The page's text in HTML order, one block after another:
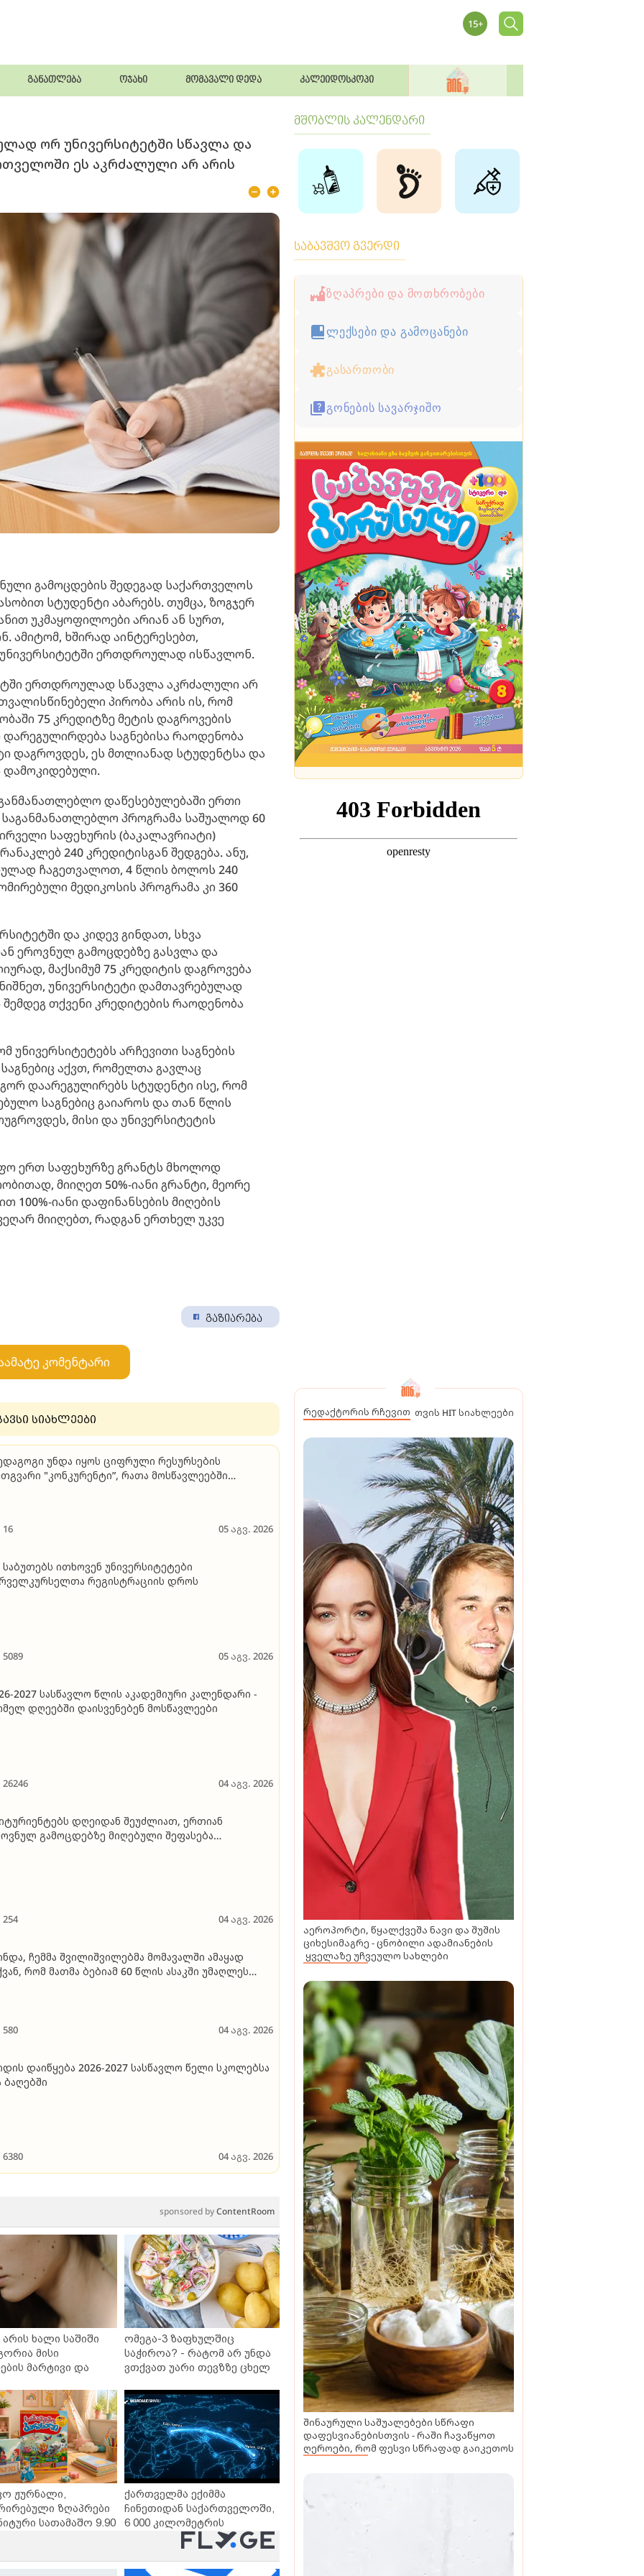
განათლება ოჯახი მომავალი დედა კალეიდოსკოპი
ორ უნივერსიტეტში სწავლა და
ეს აკრძალული არ არის
გამოცდების შედეგად საქართველოს
სტუდენტი აბარებს. თუმცა, ზოგჯერ
უკმაყოფილოები არიან ან სურთ,
ამიტომ, ხშირად აინტერესებთ,
ერთდროულად ისწავლონ.
ერთდროულად სწავლა აკრძალული არ
პირობა არის ის, რომ
75 კრედიტზე მეტის დაგროვების
საგნებისა რაოდენობა
დაგროვდეს, ეს მთლიანად სტუდენტსა და
დამოკიდებული.
დაწესებულებაში ერთი
პროგრამა საშუალოდ 60
საფეხურის (ბაკალავრიატი)
240 კრედიტისგან შედგება. ანუ,
ჩაგეთვალოთ, 4 წლის ბოლოს 240
მედიკოსის პროგრამა კი 360
და კიდევ გინდათ, სხვა
ეროვნულ გამოცდებზე გასვლა და
მაქსიმუმ 75 კრედიტის დაგროვება
უნივერსიტეტი დამთავრებულად
თქვენი კრედიტების რაოდენობა
უნივერსიტეტებს არჩევითი საგნების
აქვთ, რომელთა გავლაც
დაარეგულირებს სტუდენტი ისე, რომ
საგნებიც გაიაროს და თან წლის
მისი და უნივერსიტეტის
ერთ საფეხურზე გრანტს მხოლოდ
მიიღეთ 50%-იანი გრანტი, მეორე
100%-იანი დაფინანსების მიღების
მიიღებთ, რადგან ერთხელ უკვე
გაზიარება
კომენტარი
სიახლეები
უნდა იყოს ციფრული რესურსების
"კონკურენტი”, რათა მოსწავლეებში
და რჩევები აბიტურიენტებს
16 05 აგვ. 2026
საბუთებს ითხოვენ უნივერსიტეტები
რეგისტრაციის დროს
5089 05 აგვ. 2026
2027 სასწავლო წლის აკადემიური კალენდარი -
დღეებში დაისვენებენ მოსწავლეები
26246 04 აგვ. 2026
დღეიდან შეუძლიათ, ერთიან
გამოცდებზე მიღებული შეფასება
254 04 აგვ. 2026
ჩემმა შვილიშვილებმა მომავალში ამაყად
რომ მათმა ბებიამ 60 წლის ასაკში უმაღლეს
580 04 აგვ. 2026
დაიწყება 2026-2027 სასწავლო წელი სკოლებსა
ბაღებში
6380 04 აგვ. 2026
sponsored byContentRoom
ხალი საშიში
მისი
მარტივი და
ომეგა-3 ზაფხულშიც
საჭიროა? - რატომ არ უნდა
ვთქვათ უარი თევზზე ცხელ
ჟურნალი,
ზღაპრები
სათამაშო 9.90
ქართველმა ექიმმა
ჩინეთიდან საქართველოში,
6 000 კილომეტრის
დაშორებით,
ტელერობოტული ოპერაცია
ჩაატარა - ისტორია
მშობლის კალენდარი
საბავშვო გვერდი
ზღაპრები და მოთხრობები
ლექსები და გამოცანები
გასართობი
გონების სავარჯიშო
რედაქტორის რჩევით თვის HIT სიახლეები
აეროპორტი, წყალქვეშა ნავი და შუშის
ციხესიმაგრე - ცნობილი ადამიანების
ყველაზე უჩვეულო სახლები
შინაურული საშუალებები სწრაფი
დაფესვიანებისთვის - რაში ჩავაწყოთ
ღეროები, რომ ფესვი სწრაფად გაიკეთოს